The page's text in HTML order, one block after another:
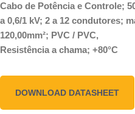
Cabo de Potência e Controle;
a 0,6/1 kV; 2 a 12 condutores;
120,00mm²; PVC / PVC,
Resistência a chama; +80°C
DOWNLOAD DATASHEET